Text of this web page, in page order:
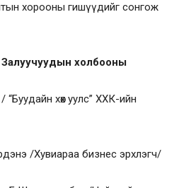
хорооны гишүүдийг сонгож
холбооны
“Буудайн хөх уулс” ХХК-ийн
/Хувиараа бизнес эрхлэгч/